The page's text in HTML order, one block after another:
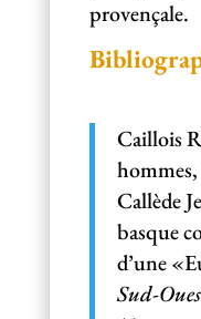
provençale.
Caillois
Callède
basque
d’une
Sud-